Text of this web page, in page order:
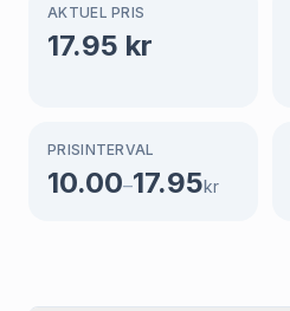
AKTUEL PRIS
17.95 kr
PRISINTERVAL
10.00–17.95kr